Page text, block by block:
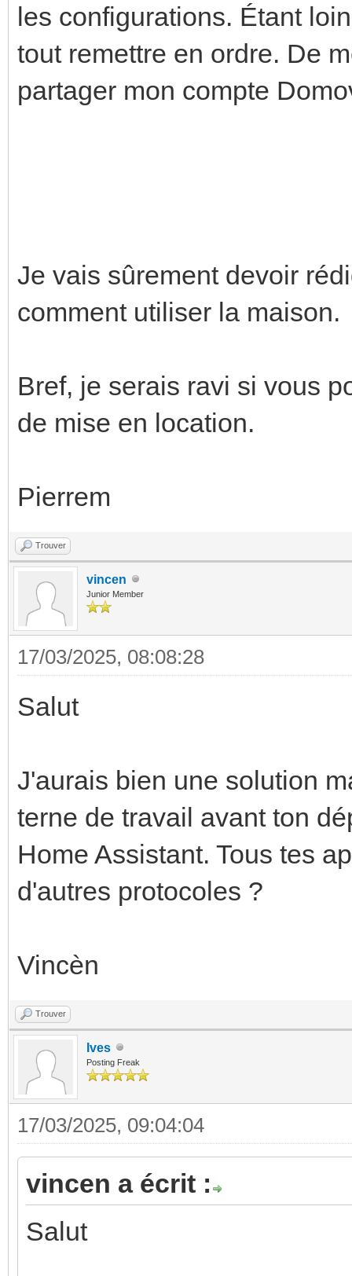
les configurations. Étant
tout remettre en ordre. De
partager mon compte
Je vais sûrement devoir
comment utiliser la maison.
Bref, je serais ravi si vous
de mise en location.
Pierrem
Trouver
vincen
Junior Member
17/03/2025, 08:08:28
Salut
J'aurais bien une solution
terne de travail avant ton
Home Assistant. Tous tes
d'autres protocoles ?
Vincèn
Trouver
Ives
Posting Freak
17/03/2025, 09:04:04
vincen a écrit :
Salut